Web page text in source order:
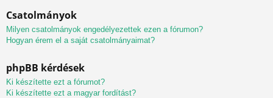
Csatolmányok
Milyen csatolmányok engedélyezettek ezen a fórumon?
Hogyan érem el a saját csatolmányaimat?
phpBB kérdések
Ki készítette ezt a fórumot?
Ki készítette ezt a magyar fordítást?